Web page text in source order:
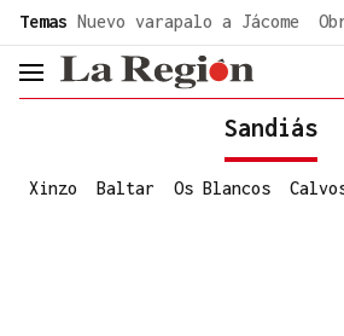
Temas Nuevo varapalo a Jácome
header.menu.open
Sandiás
Xinzo Baltar Os Blancos